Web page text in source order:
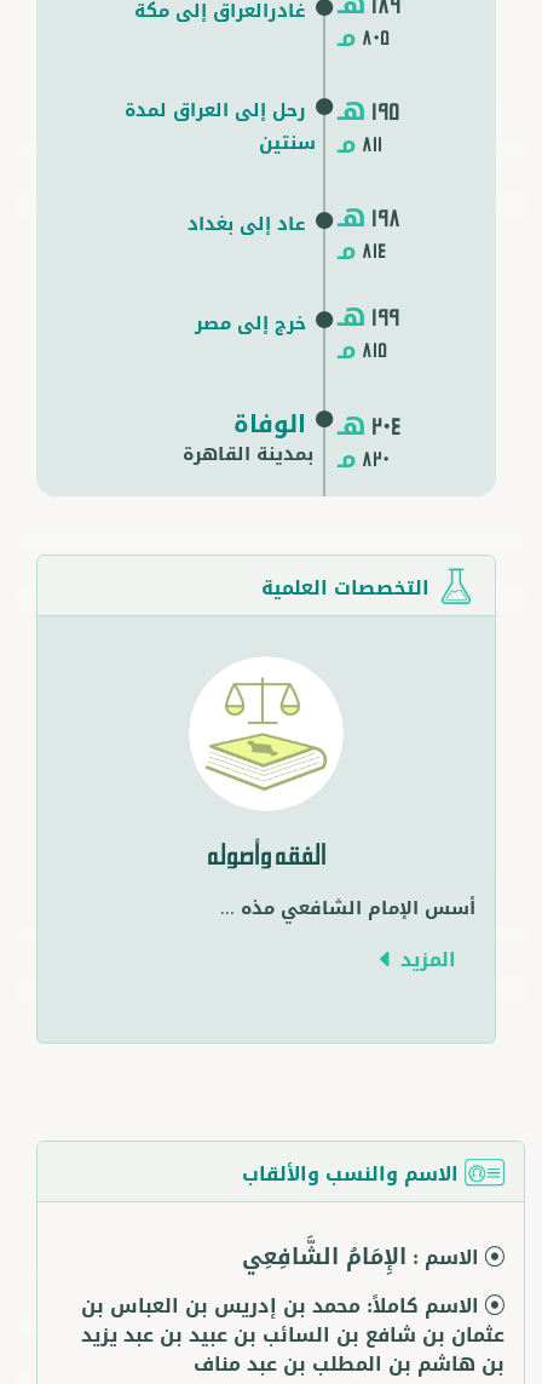
مـ 805
غادرالعراق إلى مكة
هـ 195
مـ 811
رحل إلى العراق لمدة
سنتين
هـ 198
مـ 814
عاد إلى بغداد
هـ 199
مـ 815
خرج إلى مصر
هـ 204
مـ 820
الوفاة
بمدينة القاهرة
التخصصات العلمية
الفقه وأصوله
أسس الإمام الشافعي مذه ...
المزيد
الاسم والنسب والألقاب
الاسم : الإِمَامُ الشَّافِعِي
الاسم كاملاً: محمد بن إدريس بن العباس بن
عثمان بن شافع بن السائب بن عبيد بن عبد يزيد
بن هاشم بن المطلب بن عبد مناف